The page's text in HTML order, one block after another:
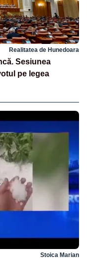
Realitatea de Hunedoara
Sesiunea
pe legea
Stoica Marian